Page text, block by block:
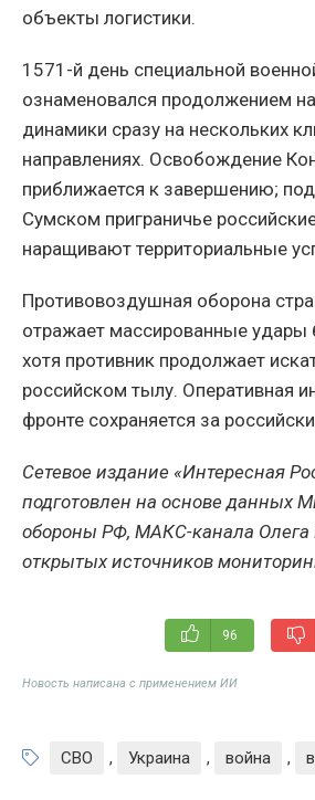
объекты логистики.
1571-й день специальной
ознаменовался продолжением
динамики сразу на нескольких
направлениях. Освобождение
приближается к завершению;
Сумском приграничье
наращивают территориальные
Противовоздушная оборона
отражает массированные удары
хотя противник продолжает
российском тылу. Оперативная
фронте сохраняется за
Сетевое издание «Интересная
подготовлен на основе данных
обороны РФ, МАКС-канала Олега
открытых источников
96
Новость написана с применением ИИ
СВО , Украина , война ,